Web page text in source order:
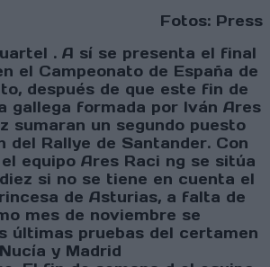
Fotos: Press
. A sí se presenta el final
el Campeonato de España de
después de que este fin de
gallega formada por Iván Ares
sumaran un segundo puesto
del Rallye de Santander. Con
equipo Ares Raci ng se sitúa
si no se tiene en cuenta el
de Asturias, a falta de
mes de noviembre se
últimas pruebas del certamen
y Madrid